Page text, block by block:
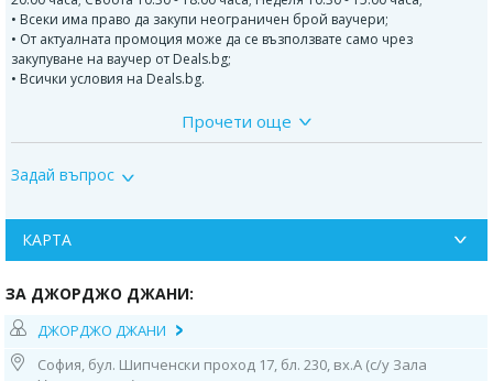
• Всеки има право да закупи неограничен брой ваучери;
• От актуалната промоция може да се възползвате само чрез
закупуване на ваучер от Deals.bg;
• Всички условия на Deals.bg.
Тортата съдържа: италиански крем (ванилов, шоколадов, карамелен
или плодов) + фигурки от италианско захарно тесто, моделирани като
консерванти. Използват се само естествени продукти.
вкус и с усет към всеки продукт, като непрестанно радва своите малки
произвежда и продава продукти изцяло собствено производство,
като се стеми да обогатява своя асортимент от сладкарски изделия.
Винаги е пълна с нови идеи и рецепти и специално отношение към
Прочети още
Задай въпрос
КАРТА
ЗА ДЖОРДЖО ДЖАНИ:
ДЖОРДЖО ДЖАНИ
София, бул. Шипченски проход 17, бл. 230, вх.А (с/у Зала